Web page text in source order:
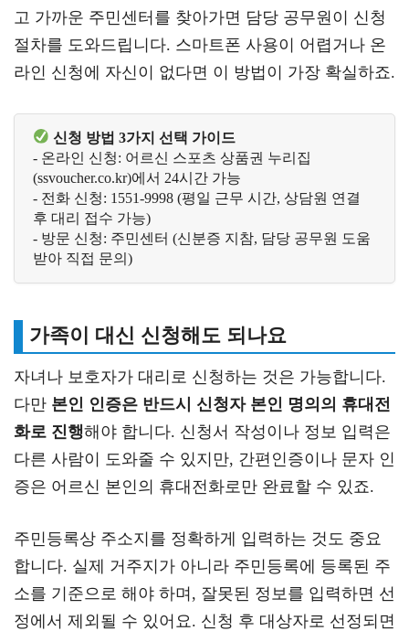
고 가까운 주민센터를 찾아가면 담당 공무원이 신청
절차를 도와드립니다. 스마트폰 사용이 어렵거나 온
라인 신청에 자신이 없다면 이 방법이 가장 확실하죠.
신청 방법 3가지 선택 가이드
- 온라인 신청: 어르신 스포츠 상품권 누리집
(ssvoucher.co.kr)에서 24시간 가능
- 전화 신청: 1551-9998 (평일 근무 시간, 상담원 연결
후 대리 접수 가능)
- 방문 신청: 주민센터 (신분증 지참, 담당 공무원 도움
받아 직접 문의)
가족이 대신 신청해도 되나요
자녀나 보호자가 대리로 신청하는 것은 가능합니다.
다만 본인 인증은 반드시 신청자 본인 명의의 휴대전
화로 진행해야 합니다. 신청서 작성이나 정보 입력은
다른 사람이 도와줄 수 있지만, 간편인증이나 문자 인
증은 어르신 본인의 휴대전화로만 완료할 수 있죠.
주민등록상 주소지를 정확하게 입력하는 것도 중요
합니다. 실제 거주지가 아니라 주민등록에 등록된 주
소를 기준으로 해야 하며, 잘못된 정보를 입력하면 선
정에서 제외될 수 있어요. 신청 후 대상자로 선정되면